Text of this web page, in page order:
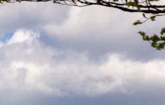
B2B Portal